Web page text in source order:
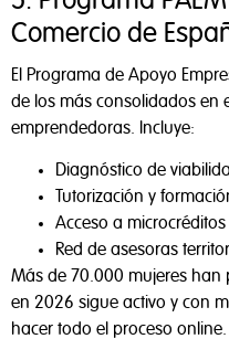
Comercio de
El Programa de Apoyo
de los más consolidados en
emprendedoras. Incluye:
Diagnóstico de
Tutorización y
Acceso a
Red de asesoras
Más de 70.000 mujeres
en 2026 sigue activo y con
hacer todo el proceso online.